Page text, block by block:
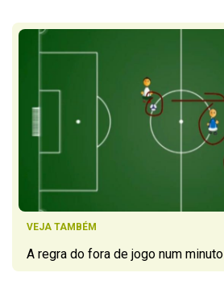
VEJA TAMBÉM
A regra do fora de jogo num minuto